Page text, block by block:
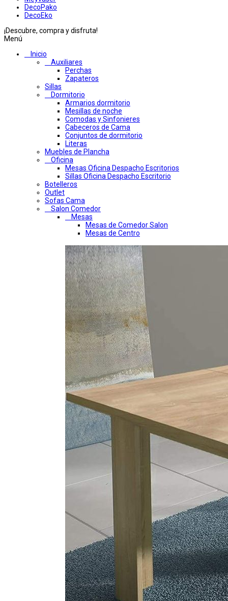
DecoPako
DecoEko
¡Descubre, compra y disfruta!
Menú
Inicio
Auxiliares
Perchas
Zapateros
Sillas
Dormitorio
Armarios dormitorio
Mesillas de noche
Comodas y Sinfonieres
Cabeceros de Cama
Conjuntos de dormitorio
Literas
Muebles de Plancha
Oficina
Mesas Oficina Despacho Escritorios
Sillas Oficina Despacho Escritorio
Botelleros
Outlet
Sofas Cama
Salon Comedor
Mesas
Mesas de Comedor Salon
Mesas de Centro